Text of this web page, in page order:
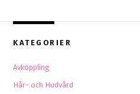
KATEGORIER
Avkoppling
Hår- och Hudvård